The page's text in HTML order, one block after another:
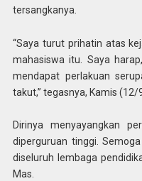
tersangkanya.
“Saya turut prihatin atas
mahasiswa itu. Saya
mendapat perlakuan
takut,” tegasnya, Kamis (12/
Dirinya menyayangkan
diperguruan tinggi.
diseluruh lembaga
Mas.